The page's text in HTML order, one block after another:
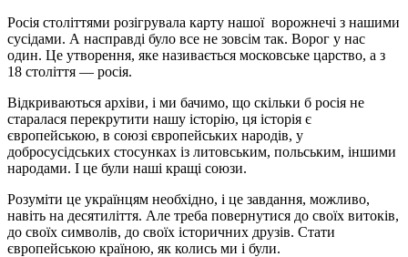
Росія століттями розігрувала карту нашої ворожнечі з нашими
сусідами. А насправді було все не зовсім так. Ворог у нас
один. Це утворення, яке називається московське царство, а з
18 століття — росія.
Відкриваються архіви, і ми бачимо, що скільки б росія не
старалася перекрутити нашу історію, ця історія є
європейською, в союзі європейських народів, у
добросусідських стосунках із литовським, польським, іншими
народами. І це були наші кращі союзи.
Розуміти це українцям необхідно, і це завдання, можливо,
навіть на десятиліття. Але треба повернутися до своїх витоків,
до своїх символів, до своїх історичних друзів. Стати
європейською країною, як колись ми і були.